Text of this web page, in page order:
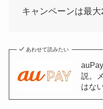
キャンペーンは最大
あわせて読みたい
説。
はな